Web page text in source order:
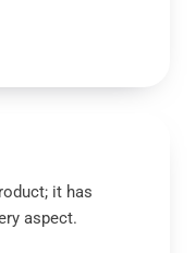
it has
aspect.